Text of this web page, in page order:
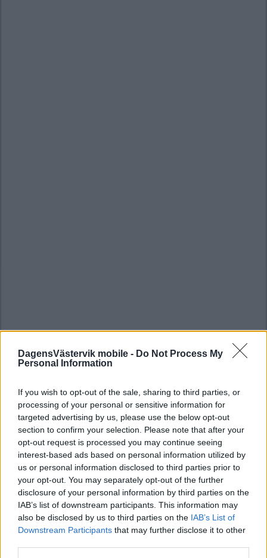
DagensVästervik mobile - Do Not Process My
Personal Information
If you wish to opt-out of the sale, sharing to third parties, or
processing of your personal or sensitive information for
targeted advertising by us, please use the below opt-out
section to confirm your selection. Please note that after your
opt-out request is processed you may continue seeing
interest-based ads based on personal information utilized by
us or personal information disclosed to third parties prior to
your opt-out. You may separately opt-out of the further
disclosure of your personal information by third parties on the
IAB’s list of downstream participants. This information may
also be disclosed by us to third parties on the IAB’s List of
Downstream Participants that may further disclose it to other